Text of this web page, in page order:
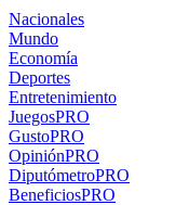
Nacionales
Mundo
Economía
Deportes
Entretenimiento
JuegosPRO
GustoPRO
OpiniónPRO
DiputómetroPRO
BeneficiosPRO